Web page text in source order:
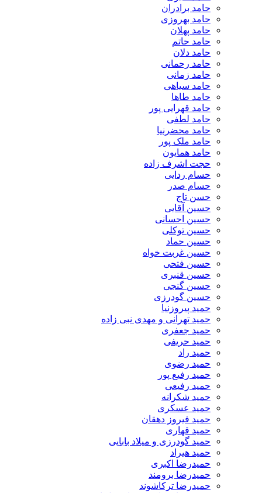
حامد برادران
حامد بهروزی
حامد پهلان
حامد حاتم
حامد دلان
حامد رحمانی
حامد زمانی
حامد سیاهی
حامد طاها
حامد قهرایی پور
حامد لطفی
حامد محضرنیا
حامد ملک پور
حامد همایون
حجت اشرف زاده
حسام ردایی
حسام صدر
حسن تاج
حسین آقایی
حسین احسانی
حسین توکلی
حسین حماد
حسین غربت خواه
حسین فتحی
حسین قنبری
حسین گنجی
حسین گودرزی
حمید پیروزنیا
حمید تهرانی و مهدی نبی زاده
حمید جعفری
حمید حریفی
حمید راد
حمید رضوی
حمید رفیع پور
حمید رفیعی
حمید شکرانه
حمید عسکری
حمید فیروز دهقان
حمید قهاری
حمید گودرزی و میلاد بابایی
حمید هیراد
حمیدرضا اکبری
حمیدرضا برومند
حمیدرضا ترکاشوند